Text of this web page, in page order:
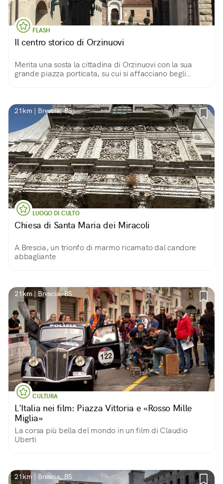
FLASH
Il centro storico di Orzinuovi
Merita una sosta la cittadina di Orzinuovi con la sua
grande piazza porticata, su cui si affacciano begli
21km | Brescia, BS
LUOGO DI CULTO
Chiesa di Santa Maria dei Miracoli
A Brescia, un trionfo di marmo ricamato dal candore
abbagliante
21km | Brescia, BS
CULTURA
L'Italia nei film: Piazza Vittoria e «Rosso Mille
Miglia»
La corsa più bella del mondo in un film di Claudio
Uberti
21km | Brescia, BS